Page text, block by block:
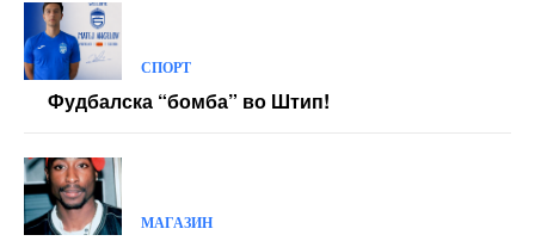
СПОРТ
Фудбалска “бомба” во Штип!
МАГАЗИН